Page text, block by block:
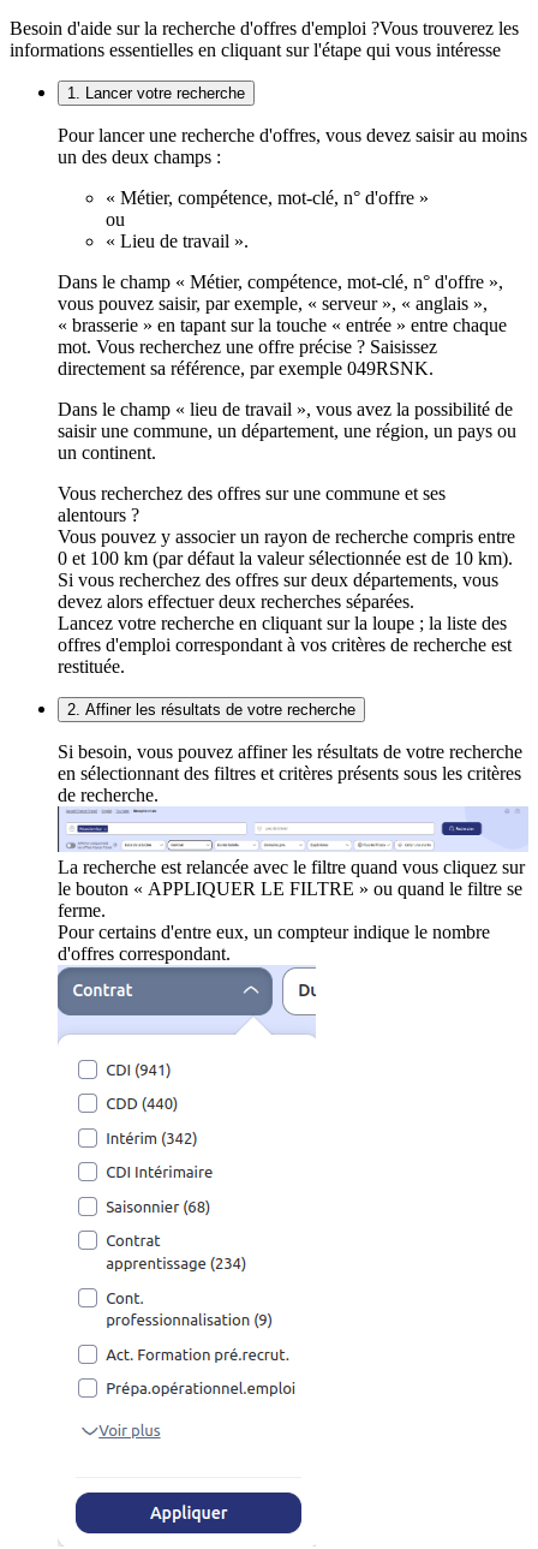
Besoin d'aide sur la recherche d'offres d'emploi ?Vous trouverez les
informations essentielles en cliquant sur l'étape qui vous intéresse
1. Lancer votre recherche
Pour lancer une recherche d'offres, vous devez saisir au moins
un des deux champs :
« Métier, compétence, mot-clé, n° d'offre »
ou
« Lieu de travail ».
Dans le champ « Métier, compétence, mot-clé, n° d'offre »,
vous pouvez saisir, par exemple, « serveur », « anglais »,
« brasserie » en tapant sur la touche « entrée » entre chaque
mot. Vous recherchez une offre précise ? Saisissez
directement sa référence, par exemple 049RSNK.
Dans le champ « lieu de travail », vous avez la possibilité de
saisir une commune, un département, une région, un pays ou
un continent.
Vous recherchez des offres sur une commune et ses
alentours ?
Vous pouvez y associer un rayon de recherche compris entre
0 et 100 km (par défaut la valeur sélectionnée est de 10 km).
Si vous recherchez des offres sur deux départements, vous
devez alors effectuer deux recherches séparées.
Lancez votre recherche en cliquant sur la loupe ; la liste des
offres d'emploi correspondant à vos critères de recherche est
restituée.
2. Affiner les résultats de votre recherche
Si besoin, vous pouvez affiner les résultats de votre recherche
en sélectionnant des filtres et critères présents sous les critères
de recherche.
La recherche est relancée avec le filtre quand vous cliquez sur
le bouton « APPLIQUER LE FILTRE » ou quand le filtre se
ferme.
Pour certains d'entre eux, un compteur indique le nombre
d'offres correspondant.